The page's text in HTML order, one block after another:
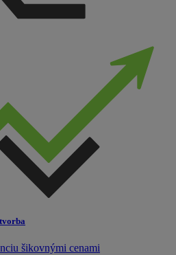
šikovnými cenami